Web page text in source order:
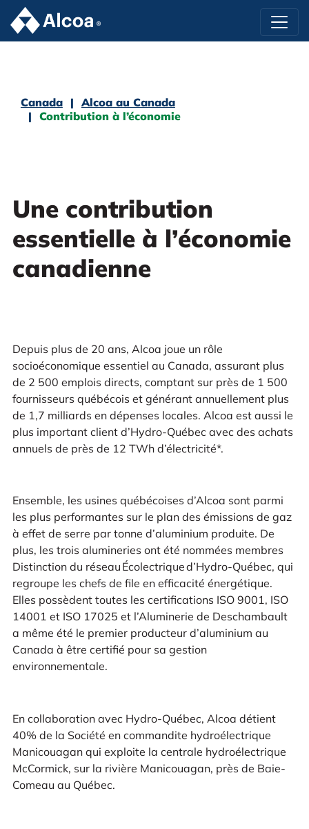
Canada
Alcoa au Canada
Contribution à l’économie
Une contribution
essentielle à l’économie
canadienne
Depuis plus de 20 ans, Alcoa joue un rôle
socioéconomique essentiel au Canada, assurant plus
de 2 500 emplois directs, comptant sur près de 1 500
fournisseurs québécois et générant annuellement plus
de 1,7 milliards en dépenses locales. Alcoa est aussi le
plus important client d’Hydro-Québec avec des achats
annuels de près de 12 TWh d’électricité*.
Ensemble, les usines québécoises d’Alcoa sont parmi
les plus performantes sur le plan des émissions de gaz
à effet de serre par tonne d’aluminium produite. De
plus, les trois alumineries ont été nommées membres
Distinction du réseau Écolectrique d’Hydro-Québec, qui
regroupe les chefs de file en efficacité énergétique.
Elles possèdent toutes les certifications ISO 9001, ISO
14001 et ISO 17025 et l’Aluminerie de Deschambault
a même été le premier producteur d’aluminium au
Canada à être certifié pour sa gestion
environnementale.
En collaboration avec Hydro-Québec, Alcoa détient
40% de la Société en commandite hydroélectrique
Manicouagan qui exploite la centrale hydroélectrique
McCormick, sur la rivière Manicouagan, près de Baie-
Comeau au Québec.